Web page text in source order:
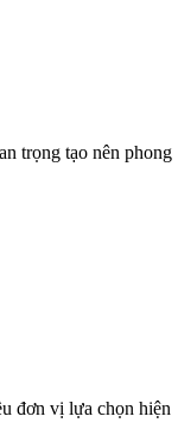
trọng tạo nên phong
đơn vị lựa chọn hiện